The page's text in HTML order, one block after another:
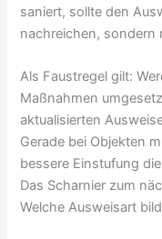
saniert, sollte den
nachreichen, sondern
Als Faustregel gilt:
Maßnahmen
aktualisierten
Gerade bei Objekten
bessere Einstufung
Das Scharnier zum
Welche Ausweisart